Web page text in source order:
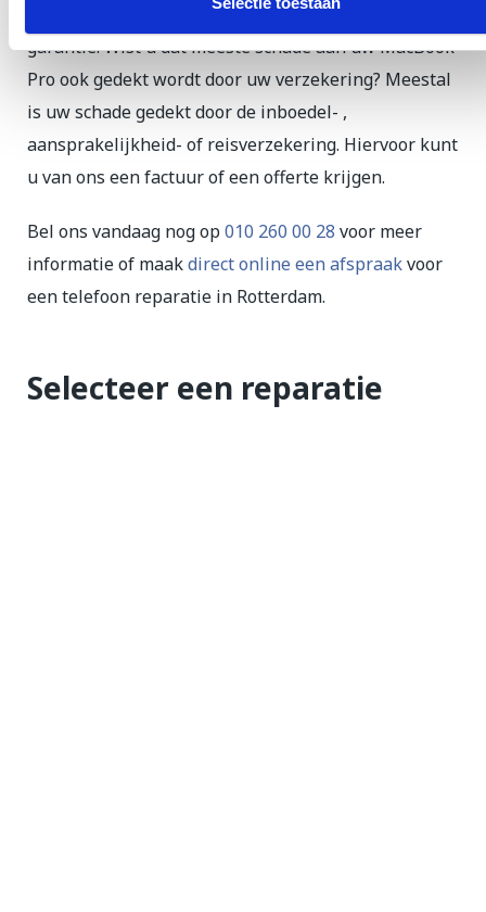
uw MacBook Pro krijgt u bij ons 3 maanden
garantie. Wist u dat meeste schade aan uw MacBook
Pro ook gedekt wordt door uw verzekering? Meestal
is uw schade gedekt door de inboedel- ,
aansprakelijkheid- of reisverzekering. Hiervoor kunt
u van ons een factuur of een offerte krijgen.
Bel ons vandaag nog op010 260 00 28 voor meer
informatie of maakdirect online een afspraakvoor
een telefoon reparatie in Rotterdam.
Selecteer een reparatie